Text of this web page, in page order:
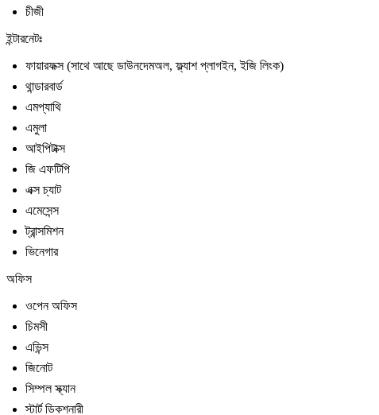
চীজী
ইন্টারনেটঃ
ফায়ারফক্স (সাথে আছে ডাউনদেমঅল, ফ্ল্যাশ প্লাগইন, ইজি লিংক)
থান্ডারবার্ড
এমপ্যাথি
এমুলা
আইপিটাক্স
জি এফটিপি
এক্স চ্যাট
এমেসেন্স
ট্রান্সমিশন
ভিনেগার
অফিস
ওপেন অফিস
চিমসী
এভিন্স
জিনোট
সিম্পল স্ক্যান
স্টার্ট ডিকশনারী